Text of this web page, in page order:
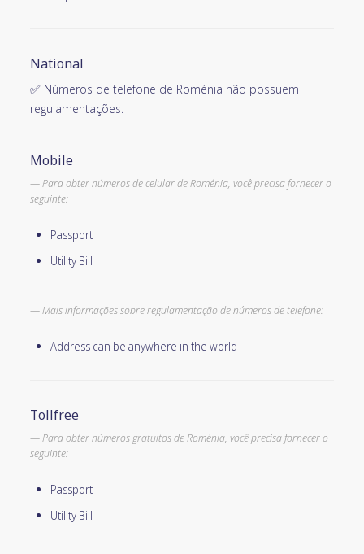
National
✅ Números de telefone de Roménia não possuem
regulamentações.
Mobile
Para obter números de celular de Roménia, você precisa fornecer o
seguinte:
Passport
Utility Bill
Mais informações sobre regulamentação de números de telefone:
Address can be anywhere in the world
Tollfree
Para obter números gratuitos de Roménia, você precisa fornecer o
seguinte:
Passport
Utility Bill